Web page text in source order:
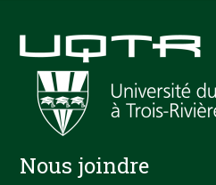
Nous joindre